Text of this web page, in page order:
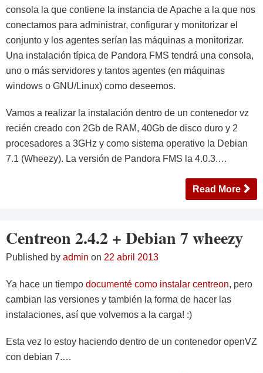
consola la que contiene la instancia de Apache a la que nos
conectamos para administrar, configurar y monitorizar el
conjunto y los agentes serían las máquinas a monitorizar.
Una instalación típica de Pandora FMS tendrá una consola,
uno o más servidores y tantos agentes (en máquinas
windows o GNU/Linux) como deseemos.
Vamos a realizar la instalación dentro de un contenedor vz
recién creado con 2Gb de RAM, 40Gb de disco duro y 2
procesadores a 3GHz y como sistema operativo la Debian
7.1 (Wheezy). La versión de Pandora FMS la 4.0.3.…
Read More
Centreon 2.4.2 + Debian 7 wheezy
Published by admin on 22 abril 2013
Ya hace un tiempo documenté como instalar centreon, pero
cambian las versiones y también la forma de hacer las
instalaciones, así que volvemos a la carga! :)
Esta vez lo estoy haciendo dentro de un contenedor openVZ
con debian 7.…